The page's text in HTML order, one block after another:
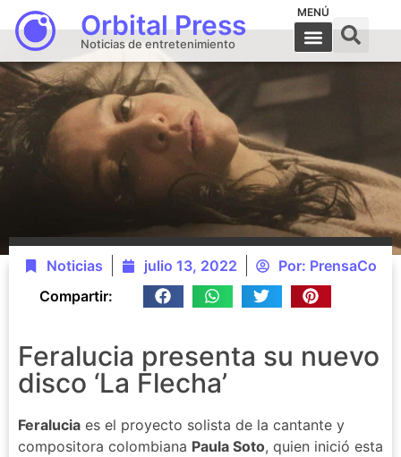
Orbital Press
Noticias de entretenimiento
MENÚ
Noticias julio 13, 2022 Por: PrensaCo
Compartir:
Feralucia presenta su nuevo
disco ‘La Flecha’
Feralucia es el proyecto solista de la cantante y
compositora colombiana Paula Soto, quien inició esta